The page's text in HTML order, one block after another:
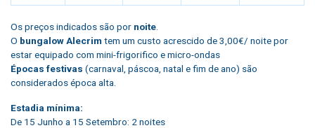
Os preços indicados são por noite
O bungalow Alecrim tem um custo acrescido de 3,00€/ noite por
estar equipado com mini-frigorifico e micro-ondas
Épocas festivas (carnaval, páscoa, natal e fim de ano) são
considerados época alta.
Estadia mínima:
De 15 Junho a 15 Setembro: 2 noites